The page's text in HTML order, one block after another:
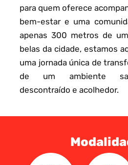
para quem oferece
bem-estar e uma
apenas 300 metros de
belas da cidade, estamos
uma jornada única de
de um ambiente
descontraído e acolhedor.